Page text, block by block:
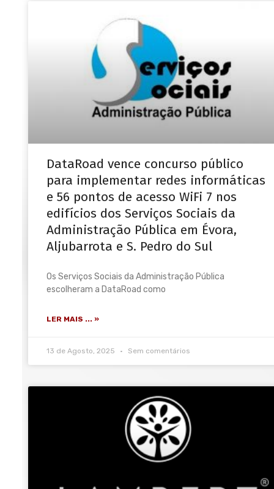
DataRoad vence concurso público
para implementar redes informáticas
e 56 pontos de acesso WiFi 7 nos
edifícios dos Serviços Sociais da
Administração Pública em Évora,
Aljubarrota e S. Pedro do Sul
Os Serviços Sociais da Administração Pública
escolheram a DataRoad como
LER MAIS ... »
13 de Agosto, 2025 Sem comentários